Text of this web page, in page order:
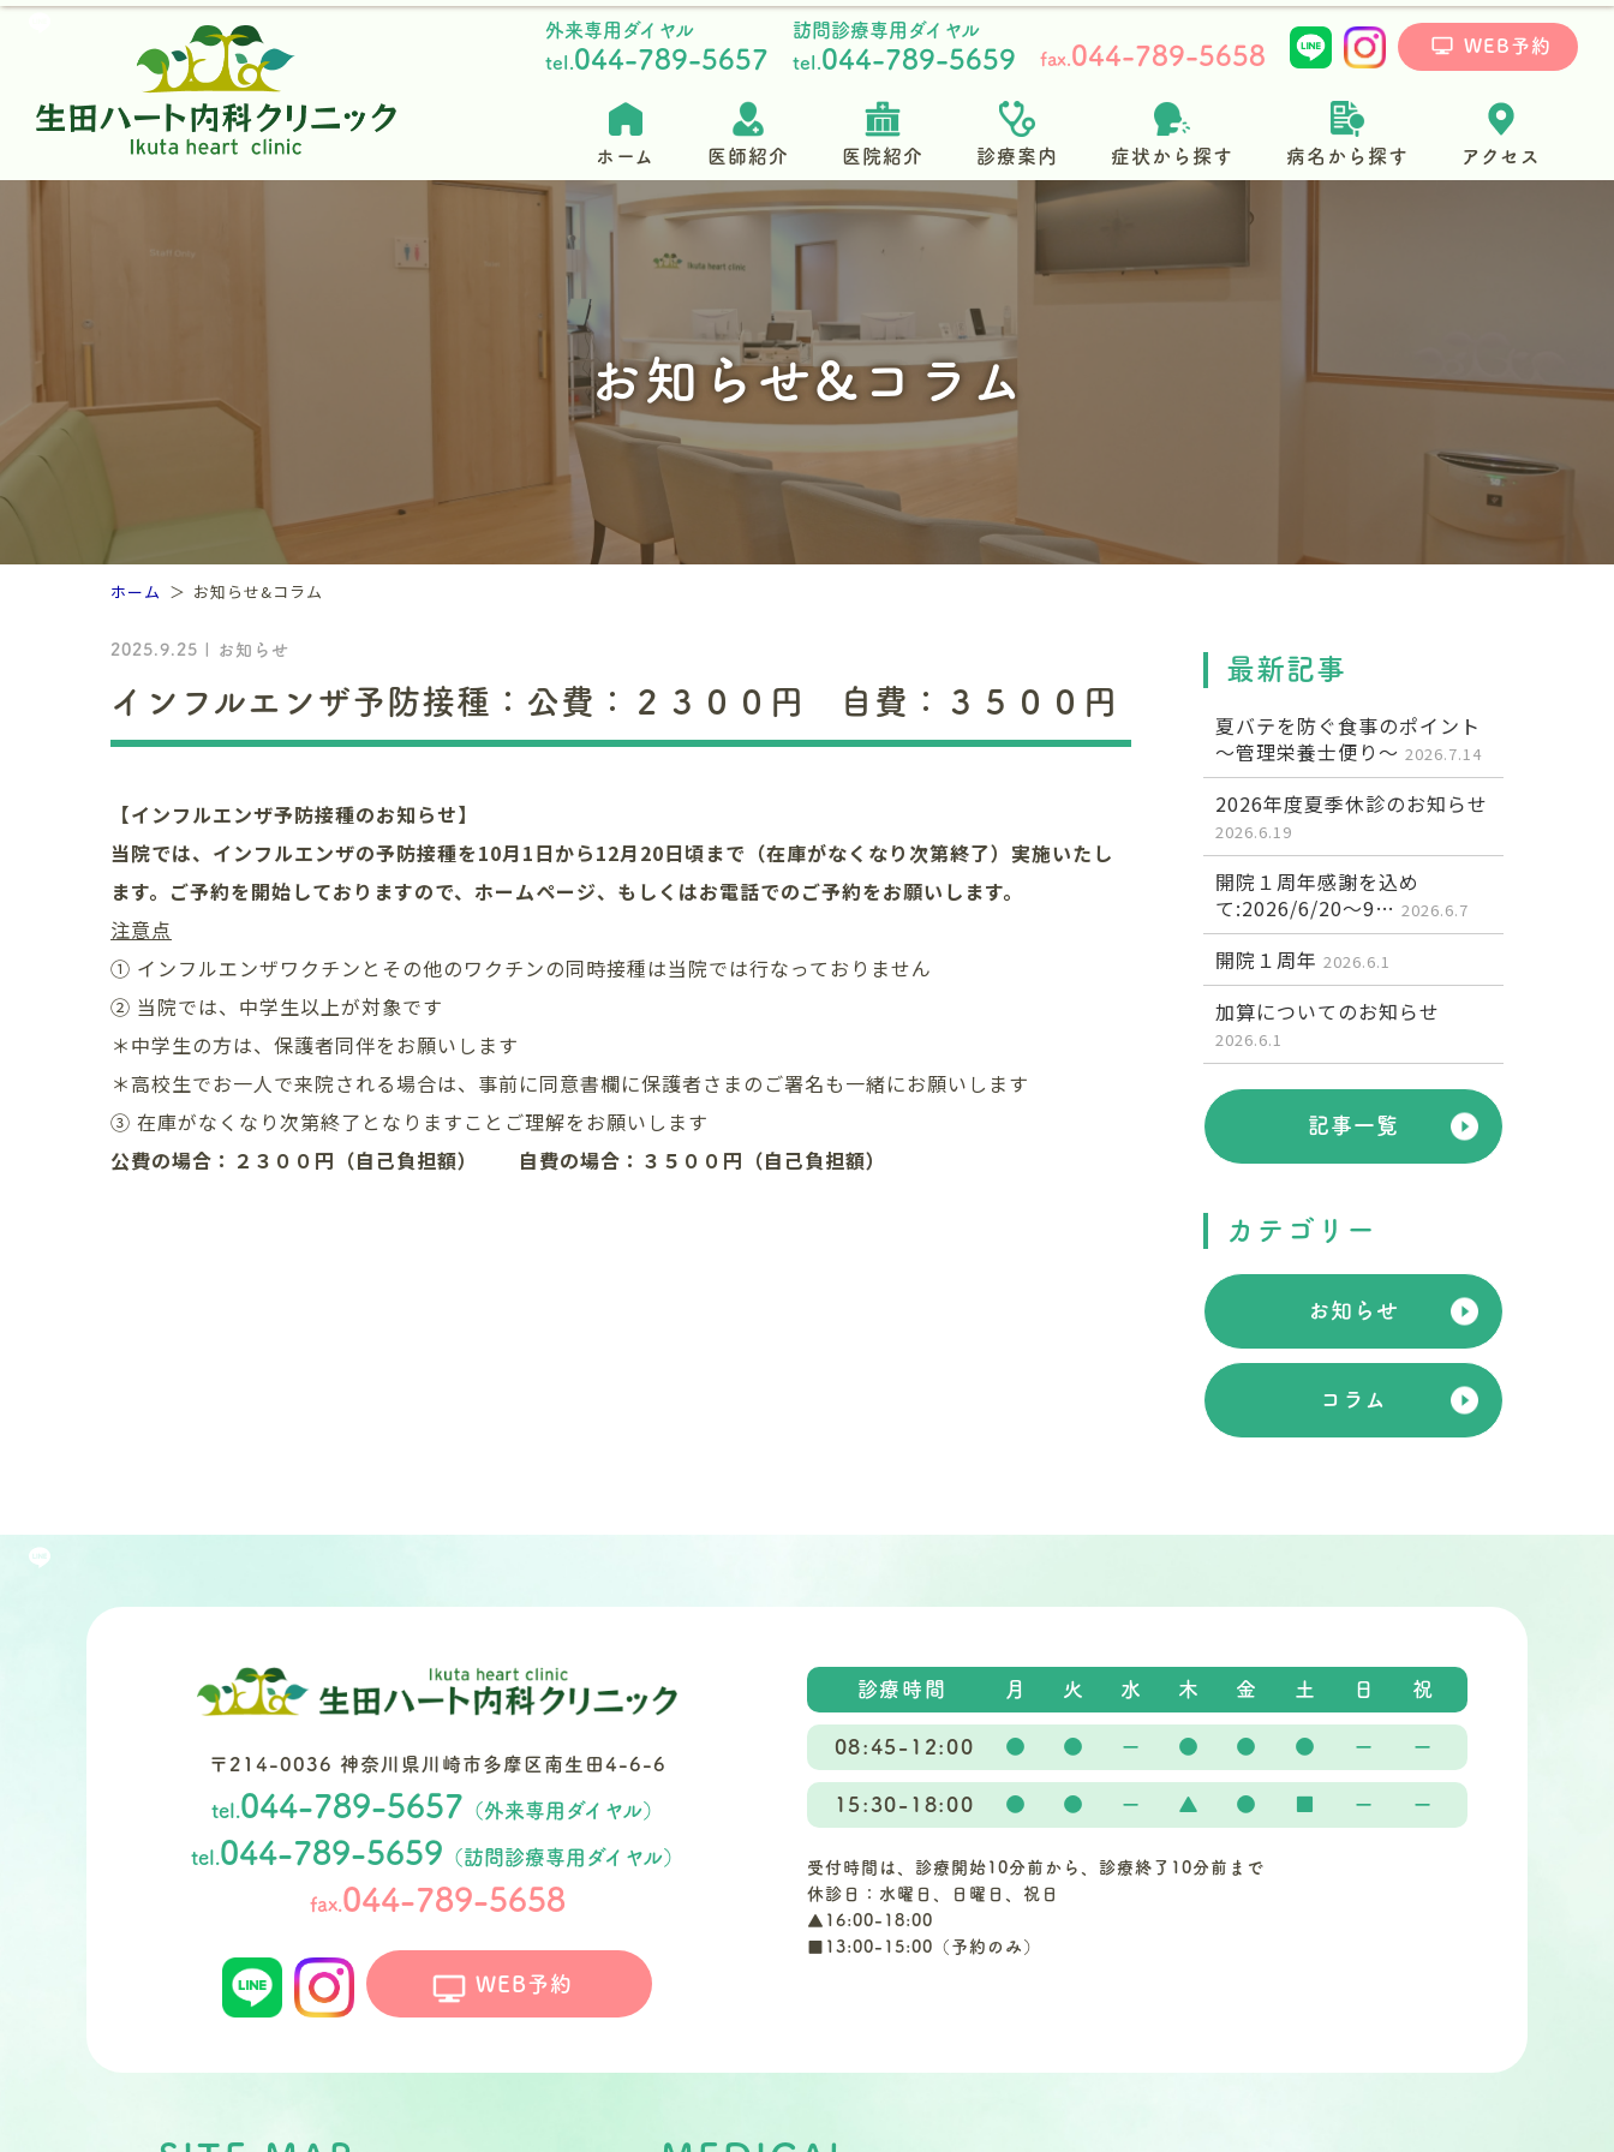
外来専用ダイヤル
tel. 044-789-5657
訪問診療専用ダイヤル
tel. 044-789-5659 fax. 044-789-5658 WEB予約
ホーム 医師紹介 医院紹介 診療案内 症状から探す 病名から探す アクセス
お知らせ&コラム
ホーム お知らせ&コラム
2025.9.25 | お知らせ
インフルエンザ予防接種：公費：２３００円 自費：３５００円
【インフルエンザ予防接種のお知らせ】
当院では、インフルエンザの予防接種を10月1日から12月20日頃まで（在庫がなくなり次第終了）実施いたし
ます。 ご予約を開始しておりますので、ホームページ、もしくはお電話でのご予約をお願いします。
注意点
① インフルエンザワクチンとその他のワクチンの同時接種は当院では行なっておりません
② 当院では、中学生以上が対象です
＊中学生の方は、保護者同伴をお願いします
＊高校生でお一人で来院される場合は、事前に同意書欄に保護者さまのご署名も一緒にお願いします
③ 在庫がなくなり次第終了となりますことご理解をお願いします
公費の場合：２３００円（自己負担額） 自費の場合： ３５ ０ ０円（自己負担額）
最新記事
夏バテを防ぐ食事のポイント
～管理栄養士便り～ 2026.7.14
2026年度夏季休診のお知らせ
2026.6.19
開院１周年感謝を込め
て:2026/6/20～9… 2026.6.7
開院１周年 2026.6.1
加算についてのお知らせ
2026.6.1
記事一覧
カテゴリー
お知らせ
コラム
〒214-0036 神奈川県川崎市多摩区南生田4-6-6
tel.044-789-5657 （外来専用ダイヤル）
tel.044-789-5659 （訪問診療専用ダイヤル）
fax.044-789-5658
WEB予約
診療時間 月 火 水 木 金 土 日 祝
08:45-12:00 ● ● ー ● ● ● ー ー
15:30-18:00 ● ● ー ▲ ● ー ー
受付時間は、診療開始10分前から、診療終了10分前まで
休診日：水曜日、日曜日、祝日
▲16:00-18:00
■13:00-15:00（予約のみ）